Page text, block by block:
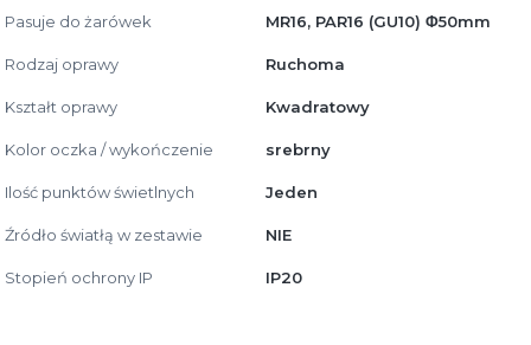
Pasuje do żarówek MR16, PAR16 (GU10) Φ50mm
Rodzaj oprawy Ruchoma
Kształt oprawy Kwadratowy
Kolor oczka / wykończenie srebrny
Ilość punktów świetlnych Jeden
Źródło światłą w zestawie NIE
Stopień ochrony IP IP20